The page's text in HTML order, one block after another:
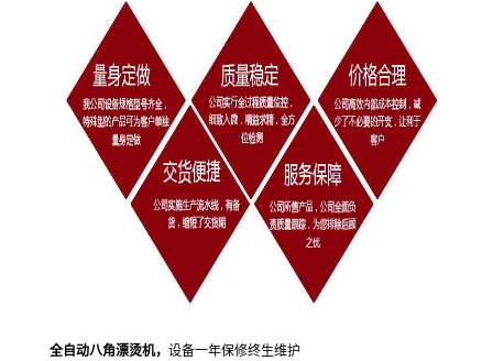
全自动八角漂烫机， 设备一年保修终生维护